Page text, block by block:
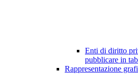
Enti di diritto
pubblicare in
Rappresentazione